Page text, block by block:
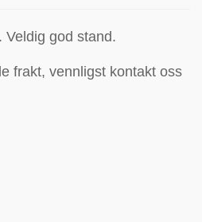
Veldig god stand.
frakt, vennligst kontakt oss